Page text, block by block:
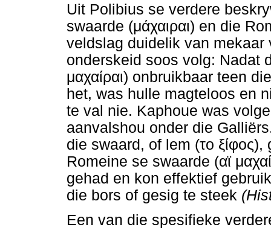
Uit Polibius se verdere
swaarde (μάχαιραι) en die
veldslag duidelik van
onderskeid soos volg: Nadat
μαχαίραι) onbruikbaar teen
het, was hulle magteloos en
te val nie. Kaphoue was
aanvalshou onder die
die swaard, of lem (το ξίφος),
Romeine se swaarde (αϊ
gehad en kon effektief
die bors of gesig te steek
Een van die spesifieke